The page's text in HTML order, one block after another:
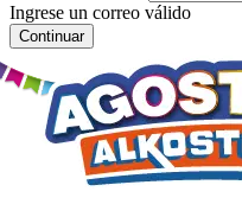
Ingrese un correo válido
Continuar